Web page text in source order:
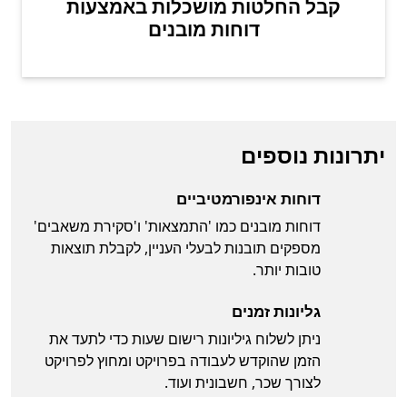
קבל החלטות מושכלות באמצעות
דוחות מובנים
יתרונות נוספים
דוחות אינפורמטיביים
דוחות מובנים כמו 'התמצאות' ו'סקירת משאבים'
מספקים תובנות לבעלי העניין, לקבלת תוצאות
טובות יותר.
גליונות זמנים
ניתן לשלוח גיליונות רישום שעות כדי לתעד את
הזמן שהוקדש לעבודה בפרויקט ומחוץ לפרויקט
לצורך שכר, חשבונית ועוד.